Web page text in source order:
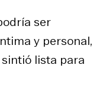
ser
y personal,
lista para